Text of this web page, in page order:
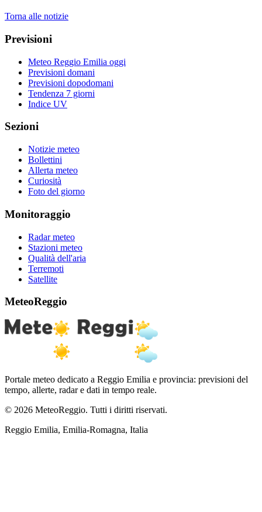
Torna alle notizie
Previsioni
Meteo Reggio Emilia oggi
Previsioni domani
Previsioni dopodomani
Tendenza 7 giorni
Indice UV
Sezioni
Notizie meteo
Bollettini
Allerta meteo
Curiosità
Foto del giorno
Monitoraggio
Radar meteo
Stazioni meteo
Qualità dell'aria
Terremoti
Satellite
MeteoReggio
Portale meteo dedicato a Reggio Emilia e provincia: previsioni del
tempo, allerte, radar e dati in tempo reale.
© 2026 MeteoReggio. Tutti i diritti riservati.
Reggio Emilia, Emilia-Romagna, Italia